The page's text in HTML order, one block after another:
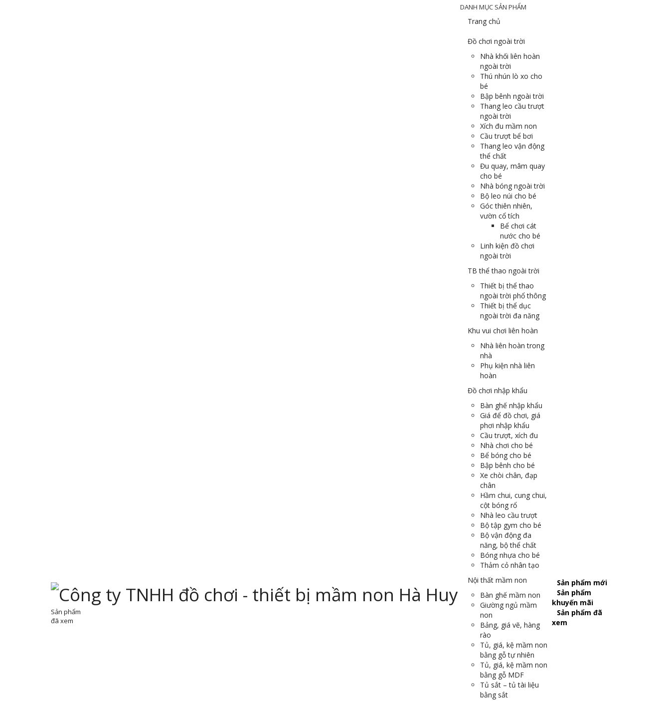
Sản phẩm
đã xem
DANH MỤC SẢN PHẨM
Trang chủ
Đồ chơi ngoài trời
Nhà khối liên hoàn
ngoài trời
Thú nhún lò xo cho
bé
Bập bênh ngoài trời
Thang leo cầu trượt
ngoài trời
Xích đu mầm non
Cầu trượt bể bơi
Thang leo vận động
thể chất
Đu quay, mâm quay
cho bé
Nhà bóng ngoài trời
Bộ leo núi cho bé
Góc thiên nhiên,
vườn cổ tích
Bể chơi cát
nước cho bé
Linh kiện đồ chơi
ngoài trời
TB thể thao ngoài trời
Thiết bị thể thao
ngoài trời phổ thông
Thiết bị thể dục
ngoài trời đa năng
Khu vui chơi liên hoàn
Nhà liên hoàn trong
nhà
Phụ kiện nhà liên
hoàn
Đồ chơi nhập khẩu
Bàn ghế nhập khẩu
Giá để đồ chơi, giá
phơi nhập khẩu
Cầu trượt, xích đu
Nhà chơi cho bé
Bể bóng cho bé
Bập bênh cho bé
Xe chòi chân, đạp
chân
Hầm chui, cung chui,
cột bóng rổ
Nhà leo cầu trượt
Bộ tập gym cho bé
Bộ vận động đa
năng, bộ thể chất
Bóng nhựa cho bé
Thảm cỏ nhân tạo
Nội thất mầm non
Bàn ghế mầm non
Giường ngủ mầm
non
Bảng, giá vẽ, hàng
rào
Tủ, giá, kệ mầm non
bằng gỗ tự nhiên
Tủ, giá, kệ mầm non
bằng gỗ MDF
Tủ sắt – tủ tài liệu
bằng sắt
Sản phẩm mới
Sản phẩm
khuyến mãi
Sản phẩm đã
xem